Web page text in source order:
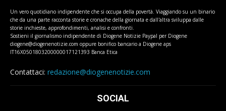
Un vero quotidiano indipendente che si occupa della povertà. Viaggiando su un binario
che da una parte racconta storie e cronache della giornata e dall'altra sviluppa dalle
storie inchieste, approfondimenti, analisi e confronti.
Sostieni il giornalismo indipendente di Diogene Notizie Paypal per Diogene
diogene@diogenenotizie.com oppure bonifico bancario a Diogene aps
IT16X0501803200000017121393 Banca Etica
Contattaci: redazione@diogenenotizie.com
SOCIAL